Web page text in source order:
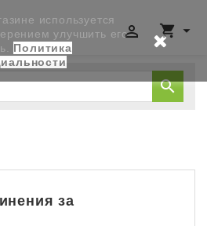
 


за
используется
улучшить его
Политика